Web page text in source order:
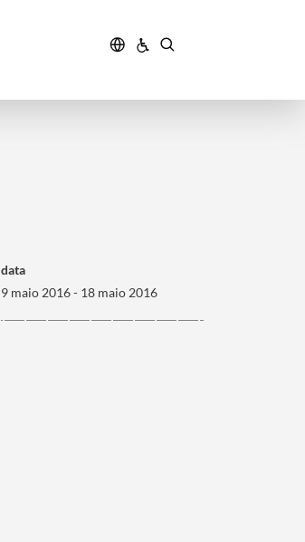
data
9 maio 2016 - 18 maio 2016